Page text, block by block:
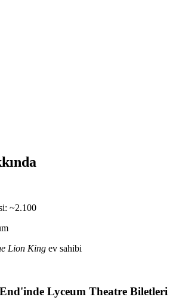
~2.100
Lion King ev sahibi
Lyceum Theatre Biletleri